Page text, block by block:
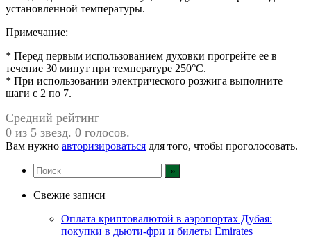
установленной температуры.
Примечание:
* Перед первым использованием духовки прогрейте ее в
течение 30 минут при температуре 250°C.
* При использовании электрического розжига выполните
шаги с 2 по 7.
Средний рейтинг
0 из 5 звезд. 0 голосов.
Вам нужно авторизироваться для того, чтобы проголосовать.
Свежие записи
Оплата криптовалютой в аэропортах Дубая:
покупки в дьюти-фри и билеты Emirates